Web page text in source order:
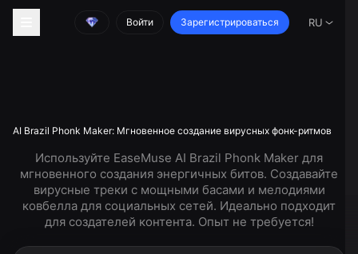
Войти Зарегистрироваться RU
AI Brazil Phonk Maker: Мгновенное создание вирусных фонк-ритмов
Используйте EaseMuse AI Brazil Phonk Maker для
мгновенного создания энергичных битов. Создавайте
вирусные треки с мощными басами и мелодиями
ковбелла для социальных сетей. Идеально подходит
для создателей контента. Опыт не требуется!